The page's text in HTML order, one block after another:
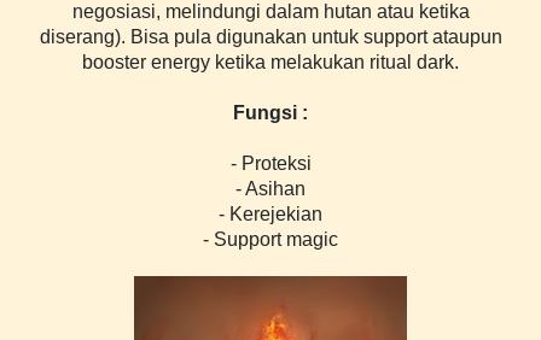
negosiasi, melindungi dalam hutan atau ketika
diserang). Bisa pula digunakan untuk support ataupun
booster energy ketika melakukan ritual dark.
Fungsi :
- Proteksi
- Asihan
- Kerejekian
- Support magic